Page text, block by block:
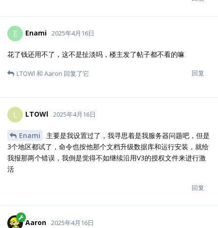
E Enami 2025年4月16日
花了钱还用不了，这不是扯淡吗，楼主发了帖子都不看的嘛
回复
LTOWl 和 Aaron 回复了它
L LTOWl 2025年4月16日
Enami
主要是我设置过了，我寻思着是我服务器问题吧，但是
3个地区都试了，命令也按他那个文档升级数据库和运行安装，就给
我报那两个错误，我倒是觉得不如继续沿用V3的授权文件来进行激
活
回复
Aaron 2025年4月16日